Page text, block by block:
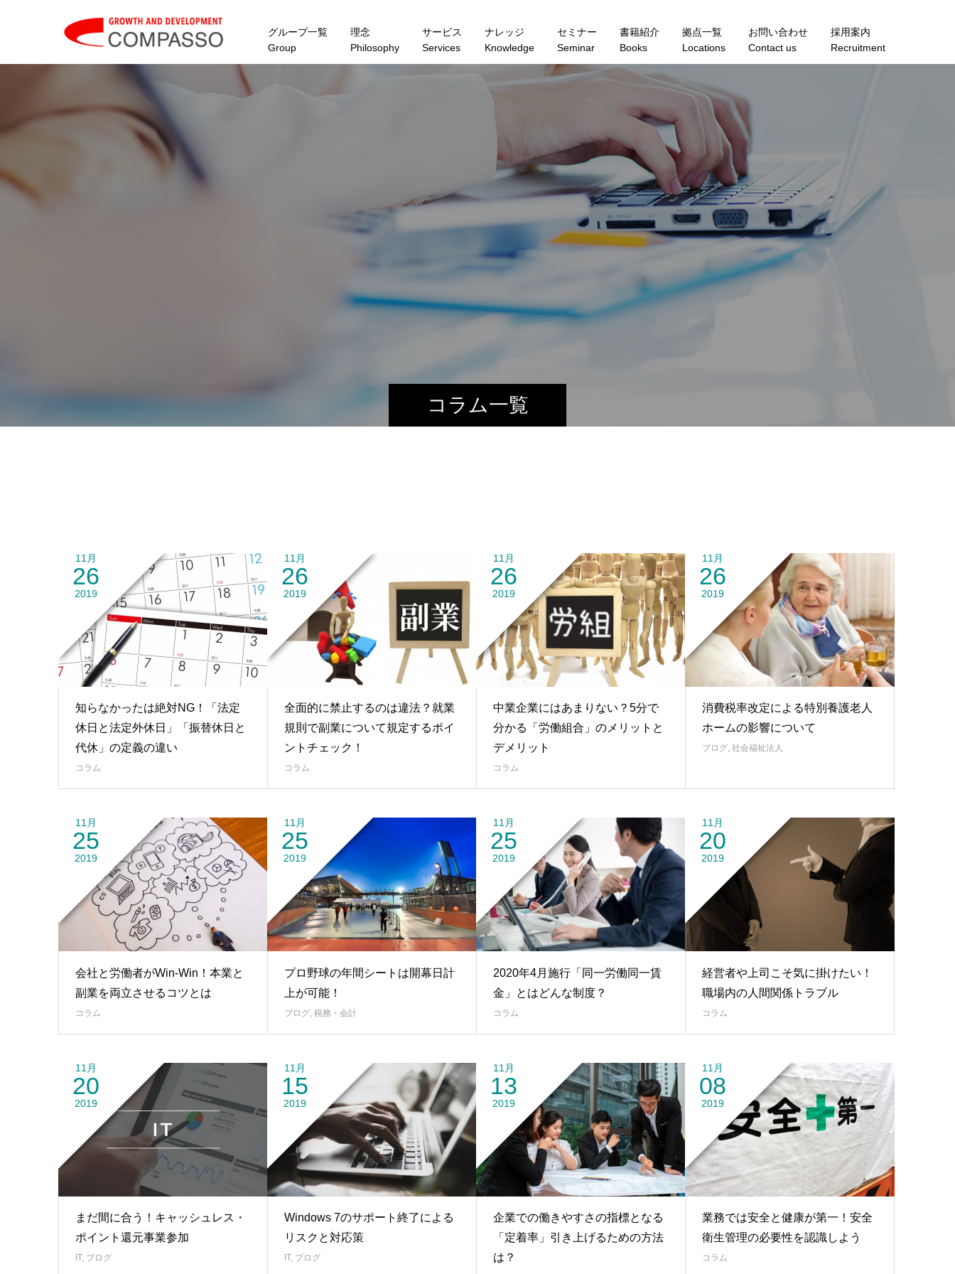
グループ一覧
Group
理念
Philosophy
サービス
Services
ナレッジ
Knowledge
セミナー
Seminar
書籍紹介
Books
拠点一覧
Locations
お問い合わせ
Contact us
採用案内
Recruitment
コラム一覧
CO U
11月
26
2019
知らなかったは絶対NG！「法定
休日と法定外休日」「振替休日と
代休」の定義の違い
コラム
11月
26
2019
全面的に禁止するのは違法？就業
規則で副業について規定するポイ
ントチェック！
コラム
11月
26
2019
中業企業にはあまりない？5分で
分かる「労働組合」のメリットと
デメリット
コラム
11月
26
2019
消費税率改定による特別養護老人
ホームの影響について
ブログ, 社会福祉法人
11月
25
2019
会社と労働者がWin-Win！本業と
副業を両立させるコツとは
コラム
11月
25
2019
プロ野球の年間シートは開幕日計
上が可能！
ブログ 税務・会計
11月
25
2019
2020年4月施行「同一労働同一賃
金」とはどんな制度？
コラム
11月
20
2019
経営者や上司こそ気に掛けたい！
職場内の人間関係トラブル
コラム
11月
20
2019
まだ間に合う！キャッシュレス・
ポイント還元事業参加
IT, ブログ
11月
15
2019
Windows 7のサポート終了による
リスクと対応策
IT, ブログ
11月
13
2019
企業での働きやすさの指標となる
「定着率」引き上げるための方法
は？
11月
08
2019
業務では安全と健康が第一！安全
衛生管理の必要性を認識しよう
コラム